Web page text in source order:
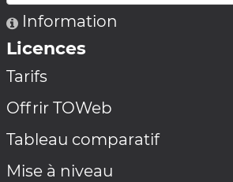
Information
Licences
Tarifs
Offrir TOWeb
Tableau comparatif
Mise à niveau